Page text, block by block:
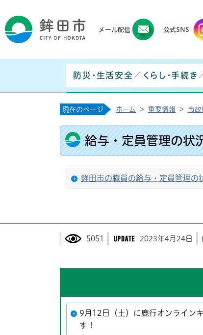
メール配信 公式SNS
防災・生活安全 くらし・手続き
現在のページ ホーム > 重要情報 > 市政
給与・定員管理の状
鉾田市の職員の給与・定員管理の
5051 2023年4月24日
9月12日（土）に鹿行オンライン
す！